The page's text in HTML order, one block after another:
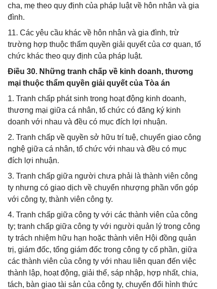
cha, mẹ theo quy định của pháp luật về hôn nhân và gia
đình.
11. Các yêu cầu khác về hôn nhân và gia đình, trừ
trường hợp thuộc thẩm quyền giải quyết của cơ quan, tổ
chức khác theo quy định của pháp luật.
Điều 30. Những tranh chấp về kinh doanh, thương
mại thuộc thẩm quyền giải quyết của Tòa án
1. Tranh chấp phát sinh trong hoạt động kinh doanh,
thương mại giữa cá nhân, tổ chức có đăng ký kinh
doanh với nhau và đều có mục đích lợi nhuận.
2. Tranh chấp về quyền sở hữu trí tuệ, chuyển giao công
nghệ giữa cá nhân, tổ chức với nhau và đều có mục
đích lợi nhuận.
3. Tranh chấp giữa người chưa phải là thành viên công
ty nhưng có giao dịch về chuyển nhượng phần vốn góp
với công ty, thành viên công ty.
4. Tranh chấp giữa công ty với các thành viên của công
ty; tranh chấp giữa công ty với người quản lý trong công
ty trách nhiệm hữu hạn hoặc thành viên Hội đồng quản
trị, giám đốc, tổng giám đốc trong công ty cổ phần, giữa
các thành viên của công ty với nhau liên quan đến việc
thành lập, hoạt động, giải thể, sáp nhập, hợp nhất, chia,
tách, bàn giao tài sản của công ty, chuyển đổi hình thức